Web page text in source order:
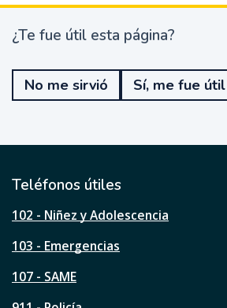
¿
e
u
t
l
s
a
á
¿Te fue útil esta página?
No me sirvió Sí, me fue útil
Teléfonos útiles
102 - Niñez y Adolescencia
103 - Emergencias
107 - SAME